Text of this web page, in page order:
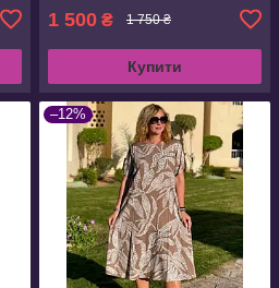
1 500 ₴ 1 750 ₴
Купити
–12%